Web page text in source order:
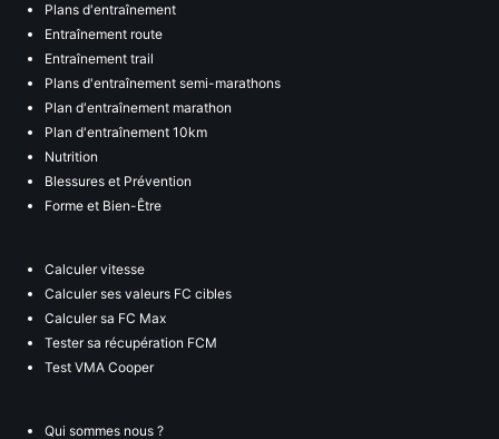
Plans d'entraînement
Entraînement route
Entraînement trail
Plans d'entraînement semi-marathons
Plan d'entraînement marathon
Plan d'entraînement 10km
Nutrition
Blessures et Prévention
Forme et Bien-Être
Calculer vitesse
Calculer ses valeurs FC cibles
Calculer sa FC Max
Tester sa récupération FCM
Test VMA Cooper
Qui sommes nous ?